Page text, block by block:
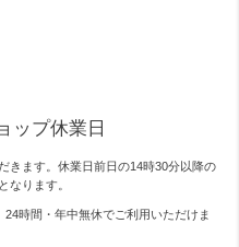
ップ休業日
きます。休業日前日の14時30分以降の
なります。
24時間・年中無休でご利用いただけま